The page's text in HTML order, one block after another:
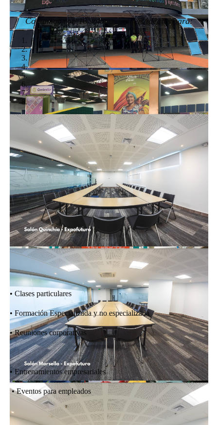
Contamos con 16 salones y aulas ideales para:
• Clases particulares
• Formación Especializada y no especializada
• Reuniones corporativas
• Entrenamientos empresariales
• Eventos para empleados